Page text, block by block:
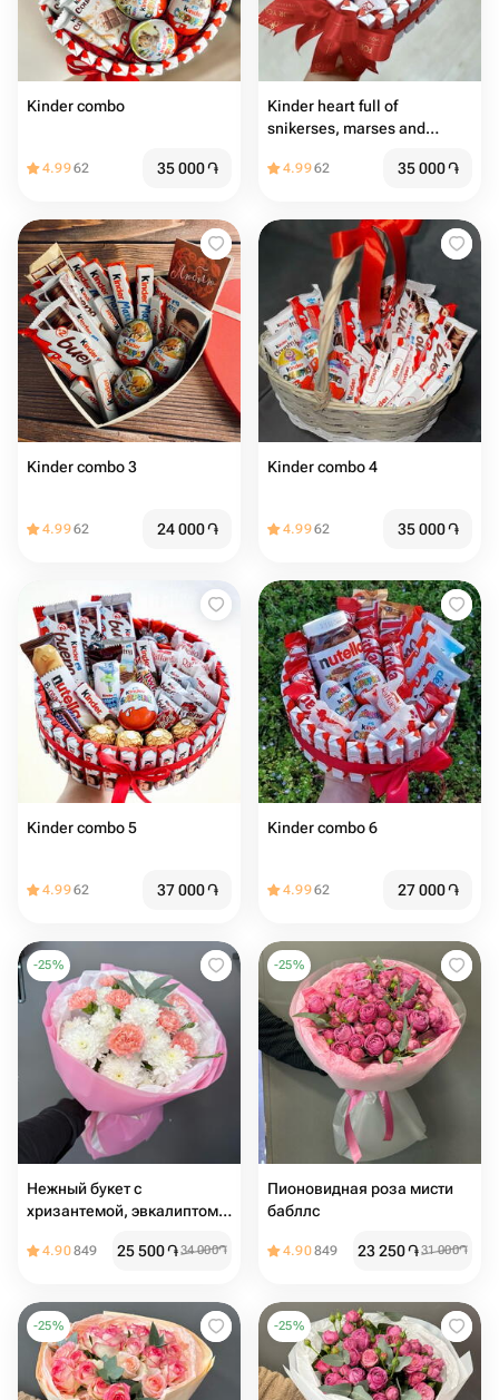
Kinder combo
4.9962 35 000֏
Kinder heart full of
snikerses, marses and
4.9962 35 000֏
Kinder combo 3
4.9962 24 000֏
Kinder combo 4
4.9962 35 000֏
Kinder combo 5
4.9962 37 000֏
Kinder combo 6
4.9962 27 000֏
-25%
Нежный букет с
хризантемой, эвкалиптом и
4.90849 25 500֏34 000֏
-25%
Пионовидная роза мисти
бабллс️
4.90849 23 250֏31 000֏
-25% -25%